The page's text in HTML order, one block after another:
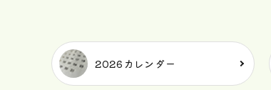
2026カレンダー